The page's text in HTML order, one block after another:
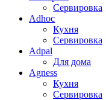
Сервировка
Adhoc
Кухня
Сервировка
Adpal
Для дома
Agness
Кухня
Сервировка